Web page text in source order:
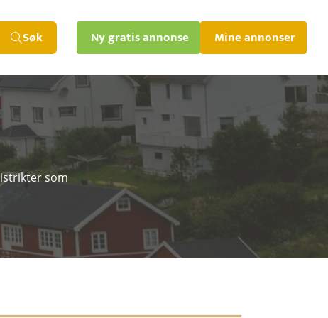
Søk Ny gratis annonse Mine annonser
som